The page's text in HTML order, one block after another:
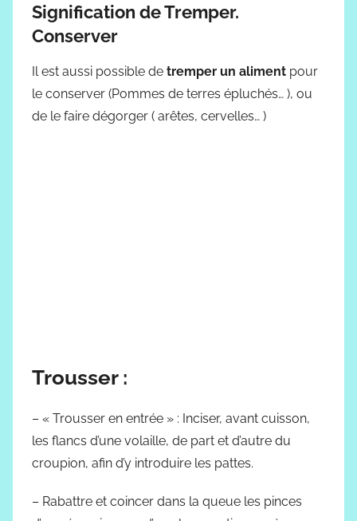
Signification de Tremper.
Conserver
Il est aussi possible de tremper un aliment pour
le conserver (Pommes de terres épluchés… ), ou
de le faire dégorger ( arêtes, cervelles… )
Trousser :
– « Trousser en entrée » : Inciser, avant cuisson,
les flancs d’une volaille, de part et d’autre du
croupion, afin d’y introduire les pattes.
– Rabattre et coincer dans la queue les pinces